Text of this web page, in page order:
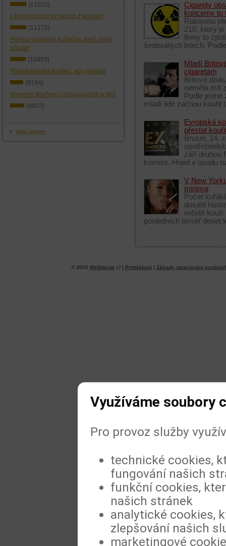
[11010]
Léčení chorob vzniklých z kouření
[11172]
Pomoci závislým kuřákům, kteří chtějí
přestat
[10959]
Přesvědčování kuřáků, aby přestali
[9194]
Prevenci kouření u dospívajících a dětí
[9902]
další ankety
Cigarety
koncerny to
Rakovinu
210, který
firmy to
šedesátých letech.
Mladí
cigaretám
Britové
neměla mít
Podle
mladí lidé začnou kouřit
Evropská
přestat
Brusel, 14.
září druhou
komise. Hned v úvodu
V New
minima
Počet
dosáhl
městě kouří
posledních téměř deset
© 2022 MeDitorial | Prohlášení| Zásady zpracování
Využíváme soubory
Pro provoz služby
technické cookies,
fungování našich
funkční cookies,
našich stránek
analytické cookies,
zlepšování našich
marketingové